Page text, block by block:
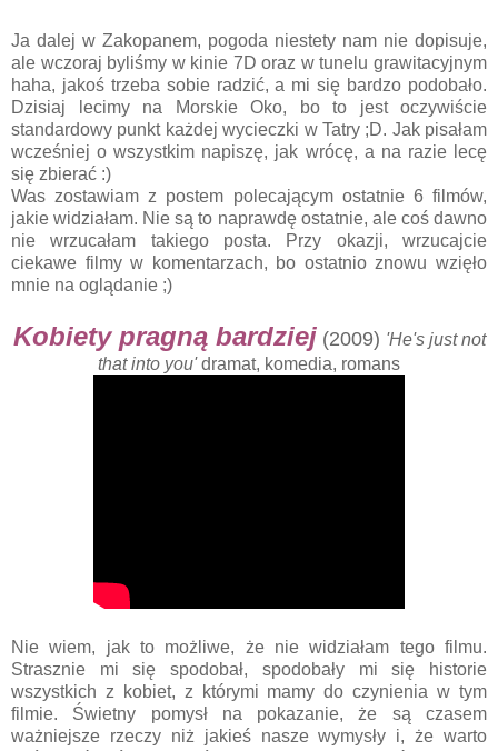
Ja dalej w Zakopanem, pogoda niestety nam nie dopisuje,
ale wczoraj byliśmy w kinie 7D oraz w tunelu grawitacyjnym
haha, jakoś trzeba sobie radzić, a mi się bardzo podobało.
Dzisiaj lecimy na Morskie Oko, bo to jest oczywiście
standardowy punkt każdej wycieczki w Tatry ;D. Jak pisałam
wcześniej o wszystkim napiszę, jak wrócę, a na razie lecę
się zbierać :)
Was zostawiam z postem polecającym ostatnie 6 filmów,
jakie widziałam. Nie są to naprawdę ostatnie, ale coś dawno
nie wrzucałam takiego posta. Przy okazji, wrzucajcie
ciekawe filmy w komentarzach, bo ostatnio znowu wzięło
mnie na oglądanie ;)
Kobiety pragną bardziej (2009) 'He's just not
that into you'dramat, komedia, romans
Nie wiem, jak to możliwe, że nie widziałam tego filmu.
Strasznie mi się spodobał, spodobały mi się historie
wszystkich z kobiet, z którymi mamy do czynienia w tym
filmie. Świetny pomysł na pokazanie, że są czasem
ważniejsze rzeczy niż jakieś nasze wymysły i, że warto